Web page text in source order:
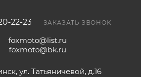
22-23 ЗАКАЗАТЬ ЗВОНОК
foxmoto@list.ru
foxmoto@bk.ru
ул. Татьяничевой, д.16